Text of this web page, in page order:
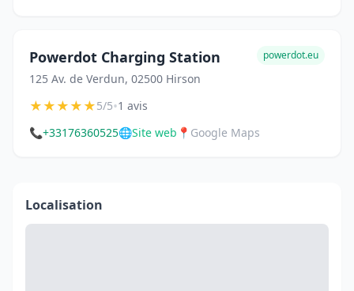
Powerdot Charging Station
125 Av. de Verdun, 02500 Hirson
powerdot.eu
★★★★★5/5•1 avis
📞+33176360525🌐Site web 📍 Google Maps
Localisation